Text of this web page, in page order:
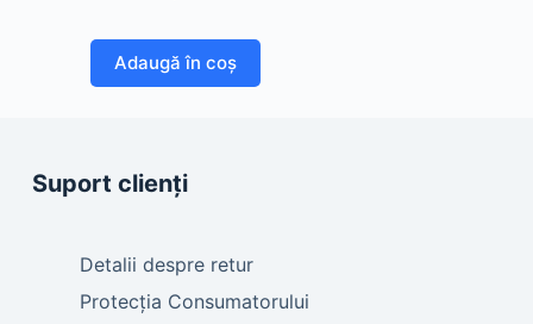
Adaugă în coș
Suport clienți
Detalii despre retur
Protecția Consumatorului